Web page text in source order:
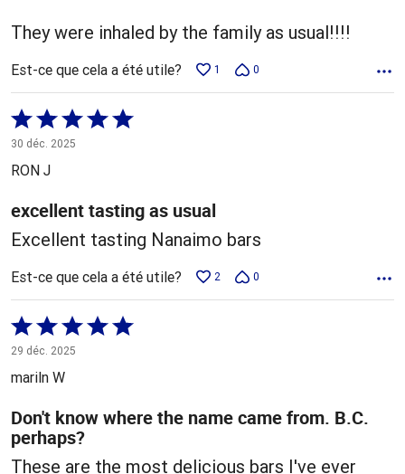
They were inhaled by the family as usual!!!!
Est-ce que cela a été utile? 1 0
Coté
5 sur
5
30 déc. 2025
RON J
excellent tasting as usual
Excellent tasting Nanaimo bars
Est-ce que cela a été utile? 2 0
Coté
5 sur
29 déc. 2025
mariln W
Don't know where the name came from. B.C.
perhaps?
These are the most delicious bars I've ever